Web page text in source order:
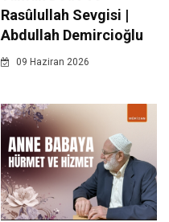
Rasûlullah Sevgisi |
Abdullah Demircioğlu
09 Haziran 2026